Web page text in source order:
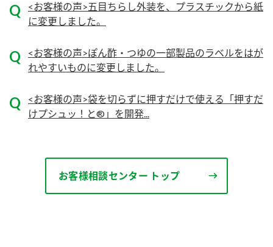
<お客様の声>五目ちらし外装を、プラスチックから紙
に変更しました。
<お客様の声>ぽん酢・つゆの一部製品のラベルをはが
れやすいものに変更しました。
<お客様の声>袋を切らずに押すだけで使える「押すだ
けプシュッ！と®」を開発...
お客様相談センター トップ